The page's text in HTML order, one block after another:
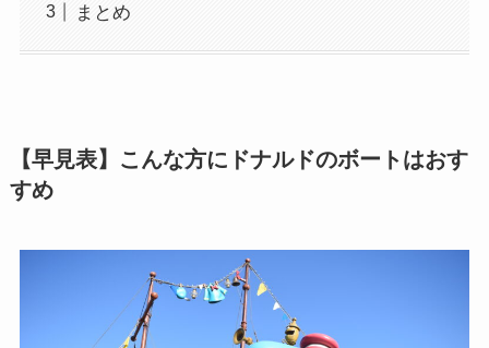
まとめ
【早見表】こんな方にドナルドのボートはおす
すめ